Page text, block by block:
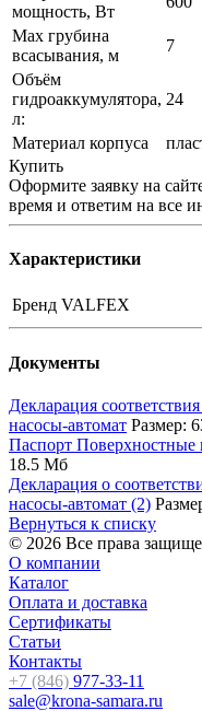
мощность, Вт
Max грубина
всасывания, м
7
Объём
гидроаккумулятора,
л:
24
Материал корпуса
Купить
Оформите заявку на
время и ответим на все
Характеристики
Бренд VALFEX
Документы
Декларация
насосы-автомат Размер:
Паспорт Поверхностные
18.5 Мб
Декларация о
насосы-автомат (2)
Вернуться к списку
© 2026 Все права
О компании
Каталог
Оплата и доставка
Сертификаты
Статьи
Контакты
+7 (846) 977-33-11
sale@krona-samara.ru